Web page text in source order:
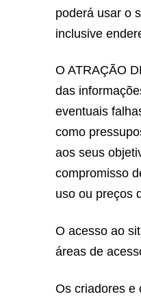
poderá usar o
inclusive
O ATRAÇÃO
das
eventuais
como
aos seus
compromisso
uso ou preços
O acesso ao
áreas de
Os criadores e